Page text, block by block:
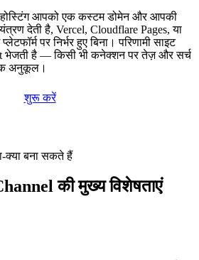
आपको एक कस्टम डोमेन और आपकी
देती है, Vercel, Cloudflare Pages, या
पर निर्भर हुए बिना। परिणामी साइट
भेजती है — किसी भी कनेक्शन पर तेज़ और सर्च
अनुकूल।
शुरू करें
की मुख्य विशेषताएं